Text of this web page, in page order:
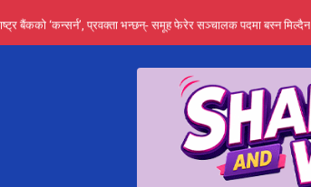
बैंकको ‘कन्सर्न’, प्रवक्ता भन्छन्- समूह फेरेर सञ्चालक पदमा बस्न मिल्दैन
हदैसम्मको विभेदः एउटै पदमा दुई थरि तलब, वर्षमै ९२ हजार घाटा !
के लुकेको छ ? २५ प्रतिशत एनपीएलको दाबीले मच्चायो हलचल
छिरेका बस्नेत संस्थापक बनेर निरन्तर, राष्ट्र बैंक किन मौन ?